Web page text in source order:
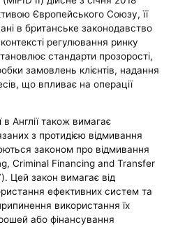
Європейського Союзу, її
в британське законодавство
регулювання ринку
стандарти прозорості,
замовлень клієнтів, надання
що впливає на операції
в Англії також вимагає
з протидією відмивання
законом про відмивання
Criminal Financing and Transfer
Цей закон вимагає від
ефективних систем та
використання їх
або фінансування